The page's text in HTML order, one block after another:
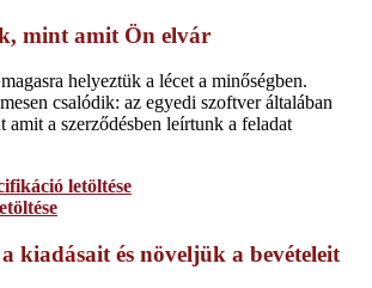
mint amit Ön elvár
helyeztük a lécet a minőségben.
csalódik: az egyedi szoftver általában
a szerződésben leírtunk a feladat
letöltése
kiadásait és növeljük a bevételeit